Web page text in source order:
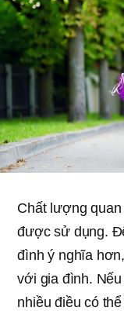
Chất lượng
được sử dụng.
đình ý nghĩa
với gia đình.
nhiều điều có